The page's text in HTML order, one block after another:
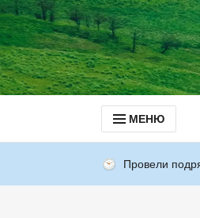
МЕНЮ
Провели